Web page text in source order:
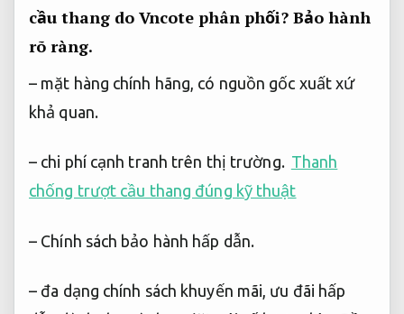
cầu thang do Vncote phân phối? Bảo hành
rõ ràng.
– mặt hàng chính hãng, có nguồn gốc xuất xứ
khả quan.
– chi phí cạnh tranh trên thị trường. Thanh
chống trượt cầu thang đúng kỹ thuật
– Chính sách bảo hành hấp dẫn.
– đa dạng chính sách khuyến mãi, ưu đãi hấp